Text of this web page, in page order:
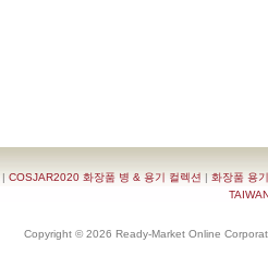
| COSJAR2020 화장품 병 & 용기 컬렉션 | 화장품 용
Copyright © 2026 Ready-Market Online